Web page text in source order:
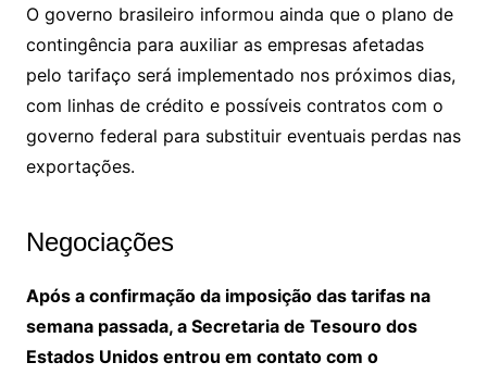
O governo brasileiro informou ainda que o plano de
contingência para auxiliar as empresas afetadas
pelo tarifaço será implementado nos próximos dias,
com linhas de crédito e possíveis contratos com o
governo federal para substituir eventuais perdas nas
exportações.
Negociações
Após a confirmação da imposição das tarifas na
semana passada, a Secretaria de Tesouro dos
Estados Unidos entrou em contato com o